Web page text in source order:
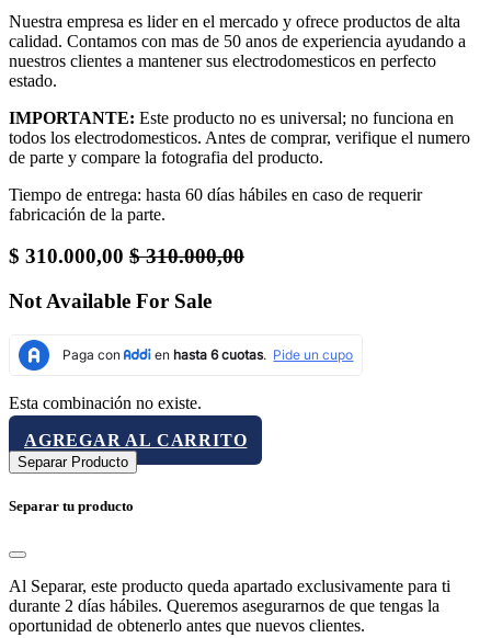
Nuestra empresa es lider en el mercado y ofrece productos de alta
calidad. Contamos con mas de 50 anos de experiencia ayudando a
nuestros clientes a mantener sus electrodomesticos en perfecto
estado.
IMPORTANTE: Este producto no es universal; no funciona en
todos los electrodomesticos. Antes de comprar, verifique el numero
de parte y compare la fotografia del producto.
Tiempo de entrega: hasta 60 días hábiles en caso de requerir
fabricación de la parte.
$ 310.000,00 $310.000,00
Not Available For Sale
Esta combinación no existe.
AGREGAR AL CARRITO
Separar Producto
Separar tu producto
Al Separar, este producto queda apartado exclusivamente para ti
durante 2 días hábiles. Queremos asegurarnos de que tengas la
oportunidad de obtenerlo antes que nuevos clientes.